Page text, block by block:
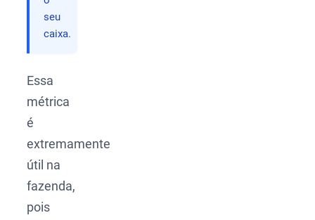
seu
caixa.
Essa
métrica
é
extremamente
útil na
fazenda,
pois